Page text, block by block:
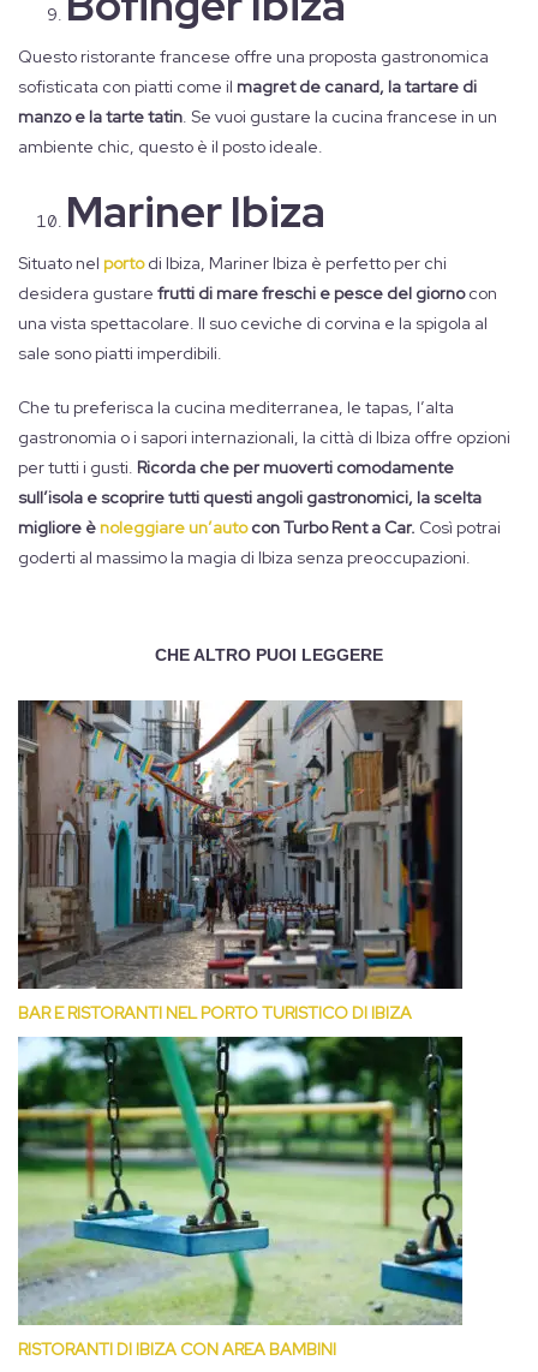
Questo ristorante francese offre una proposta gastronomica
sofisticata con piatti come il magret de canard, la tartare di
manzo e la tarte tatin. Se vuoi gustare la cucina francese in un
ambiente chic, questo è il posto ideale.
Mariner Ibiza
Situato nel portodi Ibiza, Mariner Ibiza è perfetto per chi
desidera gustare frutti di mare freschi e pesce del giornocon
una vista spettacolare. Il suo ceviche di corvina e la spigola al
sale sono piatti imperdibili.
Che tu preferisca la cucina mediterranea, le tapas, l’alta
gastronomia o i sapori internazionali, la città di Ibiza offre opzioni
per tutti i gusti. Ricorda che per muoverti comodamente
sull’isola e scoprire tutti questi angoli gastronomici, la scelta
migliore è noleggiare un’autocon Turbo Rent a Car. Così potrai
goderti al massimo la magia di Ibiza senza preoccupazioni.
CHE ALTRO PUOI LEGGERE
BAR E RISTORANTI NEL PORTO TURISTICO DI IBIZA
RISTORANTI DI IBIZA CON AREA BAMBINI